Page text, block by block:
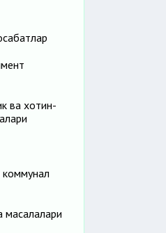
ва хотин-